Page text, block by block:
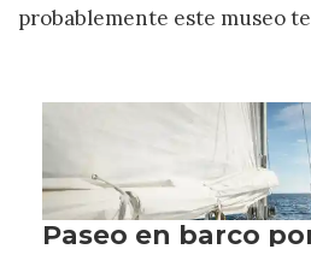
probablemente este museo